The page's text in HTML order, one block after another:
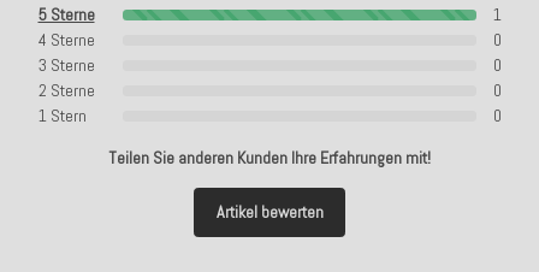
5 Sterne
1
4 Sterne
0
3 Sterne
0
2 Sterne
0
1 Stern
0
Teilen Sie anderen Kunden Ihre Erfahrungen mit!
Artikel bewerten